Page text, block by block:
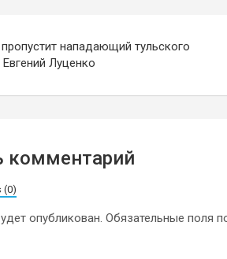
нападающий тульского
Луценко
комментарий
(0)
опубликован. Обязательные поля